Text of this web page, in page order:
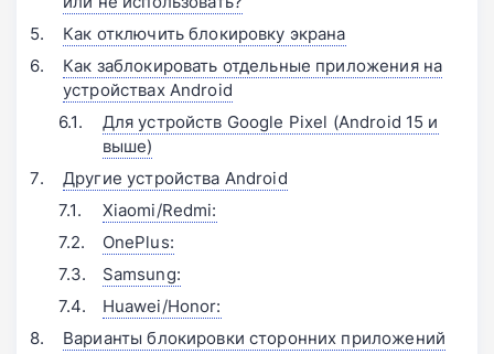
Как отключить блокировку экрана
Как заблокировать отдельные приложения на
устройствах Android
Для устройств Google Pixel (Android 15 и
выше)
Другие устройства Android
Xiaomi/Redmi:
OnePlus:
Samsung:
Huawei/Honor:
Варианты блокировки сторонних приложений